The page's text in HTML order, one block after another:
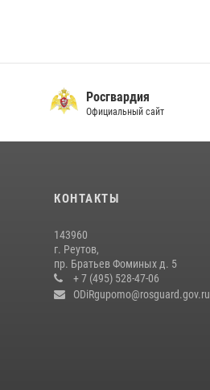
Росгвардия
Официальный сайт
КОНТАКТЫ
143960
г. Реутов,
пр. Братьев Фоминых д. 5
+ 7 (495) 528-47-06
ODiRgupomo@rosguard.gov.ru